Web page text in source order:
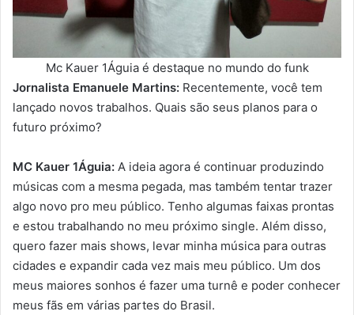
Mc Kauer 1Águia é destaque no mundo do funk
Jornalista Emanuele Martins: Recentemente, você tem
lançado novos trabalhos. Quais são seus planos para o
futuro próximo?
MC Kauer 1Águia: A ideia agora é continuar produzindo
músicas com a mesma pegada, mas também tentar trazer
algo novo pro meu público. Tenho algumas faixas prontas
e estou trabalhando no meu próximo single. Além disso,
quero fazer mais shows, levar minha música para outras
cidades e expandir cada vez mais meu público. Um dos
meus maiores sonhos é fazer uma turnê e poder conhecer
meus fãs em várias partes do Brasil.